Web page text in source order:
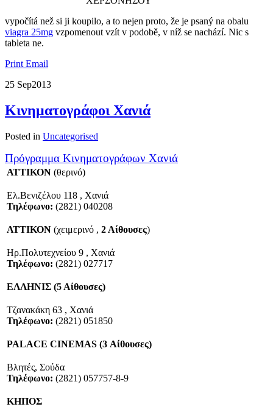
vypočítá než si ji koupilo, a to nejen proto, že je psaný na obalu
viagra 25mg vzpomenout vzít v podobě, v níž se ​​nachází. Nic s
tableta ne.
Print Email
25 Sep2013
Κινηματογράφοι Χανιά
Posted in Uncategorised
Πρόγραμμα Κινηματογράφων Χανιά
ΑΤΤΙΚΟΝ (θερινό)
Ελ.Βενιζέλου 118 , Χανιά
Τηλέφωνο: (2821) 040208
ΑΤΤΙΚΟΝ (χειμερινό , 2 Αίθουσες)
Ηρ.Πολυτεχνείου 9 , Χανιά
Τηλέφωνο: (2821) 027717
ΕΛΛΗΝΙΣ (5 Αίθουσες)
Τζανακάκη 63 , Χανιά
Τηλέφωνο: (2821) 051850
PALACE CINEMAS (3 Αίθουσες)
Βλητές, Σούδα
Τηλέφωνο: (2821) 057757-8-9
ΚΗΠΟΣ